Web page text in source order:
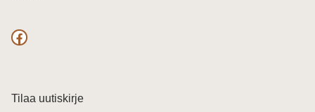
F
c
Tilaa uutiskirje